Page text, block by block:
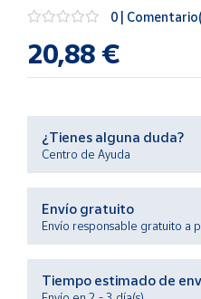
novedades
de Correos
Market
Ayuda
Centro
de ayuda
Contacto
0 |
20,88 €
¿Tienes alguna duda?
Centro de Ayuda
Envío gratuito
Envío responsable gratuito a
Tiempo estimado de